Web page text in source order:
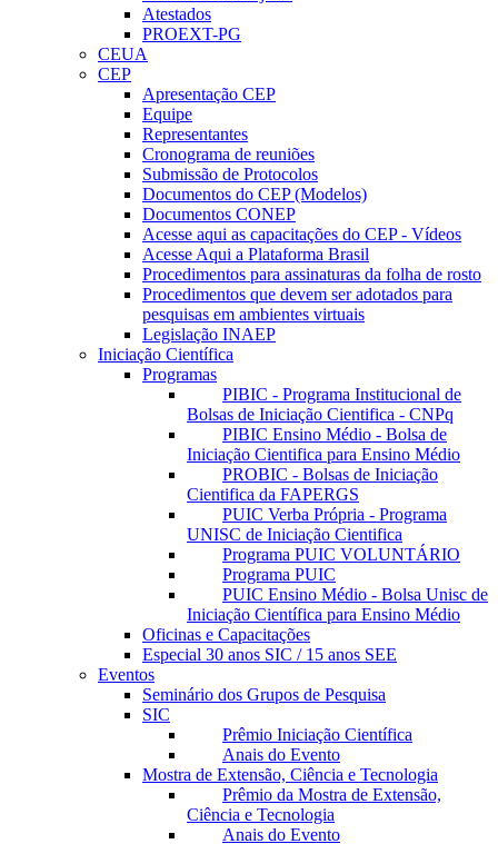
Atestados
PROEXT-PG
CEUA
CEP
Apresentação CEP
Equipe
Representantes
Cronograma de reuniões
Submissão de Protocolos
Documentos do CEP (Modelos)
Documentos CONEP
Acesse aqui as capacitações do CEP - Vídeos
Acesse Aqui a Plataforma Brasil
Procedimentos para assinaturas da folha de rosto
Procedimentos que devem ser adotados para
pesquisas em ambientes virtuais
Legislação INAEP
Iniciação Científica
Programas
PIBIC - Programa Institucional de
Bolsas de Iniciação Cientifica - CNPq
PIBIC Ensino Médio - Bolsa de
Iniciação Cientifica para Ensino Médio
PROBIC - Bolsas de Iniciação
Cientifica da FAPERGS
PUIC Verba Própria - Programa
UNISC de Iniciação Cientifica
Programa PUIC VOLUNTÁRIO
Programa PUIC
PUIC Ensino Médio - Bolsa Unisc de
Iniciação Científica para Ensino Médio
Oficinas e Capacitações
Especial 30 anos SIC / 15 anos SEE
Eventos
Seminário dos Grupos de Pesquisa
SIC
Prêmio Iniciação Científica
Anais do Evento
Mostra de Extensão, Ciência e Tecnologia
Prêmio da Mostra de Extensão,
Ciência e Tecnologia
Anais do Evento